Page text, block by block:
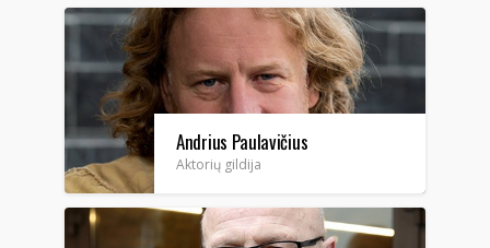
Andrius Paulavičius
Aktorių gildija